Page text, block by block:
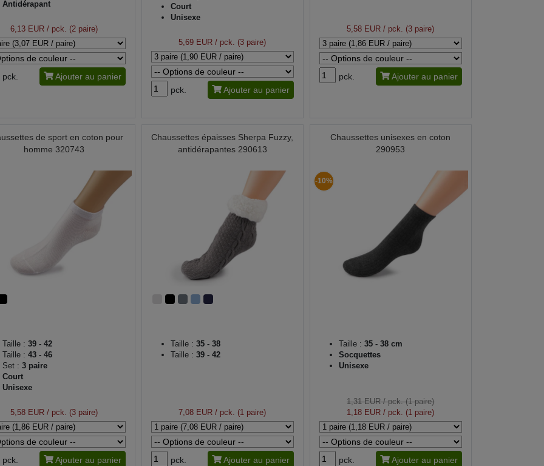
Antidérapant
6,13 EUR / pck. (2 paire)
pck. Ajouter au panier
Court
Unisexe
5,69 EUR / pck. (3 paire)
pck. Ajouter au panier
5,58 EUR / pck. (3 paire)
pck. Ajouter au panier
de sport en coton pour
homme 320743
Taille : 39 - 42
Taille : 43 - 46
Set : 3 paire
Court
Unisexe
5,58 EUR / pck. (3 paire)
pck. Ajouter au panier
Chaussettes épaisses Sherpa Fuzzy,
antidérapantes 290613
Taille : 35 - 38
Taille : 39 - 42
7,08 EUR / pck. (1 paire)
pck. Ajouter au panier
Chaussettes unisexes en coton
290953
-10%
Taille : 35 - 38 cm
Socquettes
Unisexe
1,31 EUR/ pck. (1 paire)
1,18 EUR / pck. (1 paire)
pck. Ajouter au panier